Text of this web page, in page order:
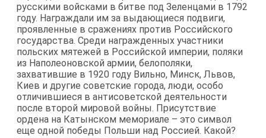
русскими войсками в битве под Зеленцами в 1792
году. Награждали им за выдающиеся подвиги,
проявленные в сражениях против Российского
государства. Среди награжденных участники
польских мятежей в Российской империи, поляки
из Наполеоновской армии, белополяки,
захватившие в 1920 году Вильно, Минск, Львов,
Киев и другие советские города, люди, особо
отличившиеся в антисоветской деятельности
после второй мировой войны. Присутствие
ордена на Катынском мемориале – это символ
еще одной победы Польши над Россией. Какой?